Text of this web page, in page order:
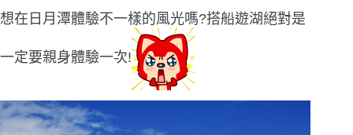
想在日月潭體驗不一樣的風光嗎?搭船遊湖絕對是
一定要親身體驗一次!